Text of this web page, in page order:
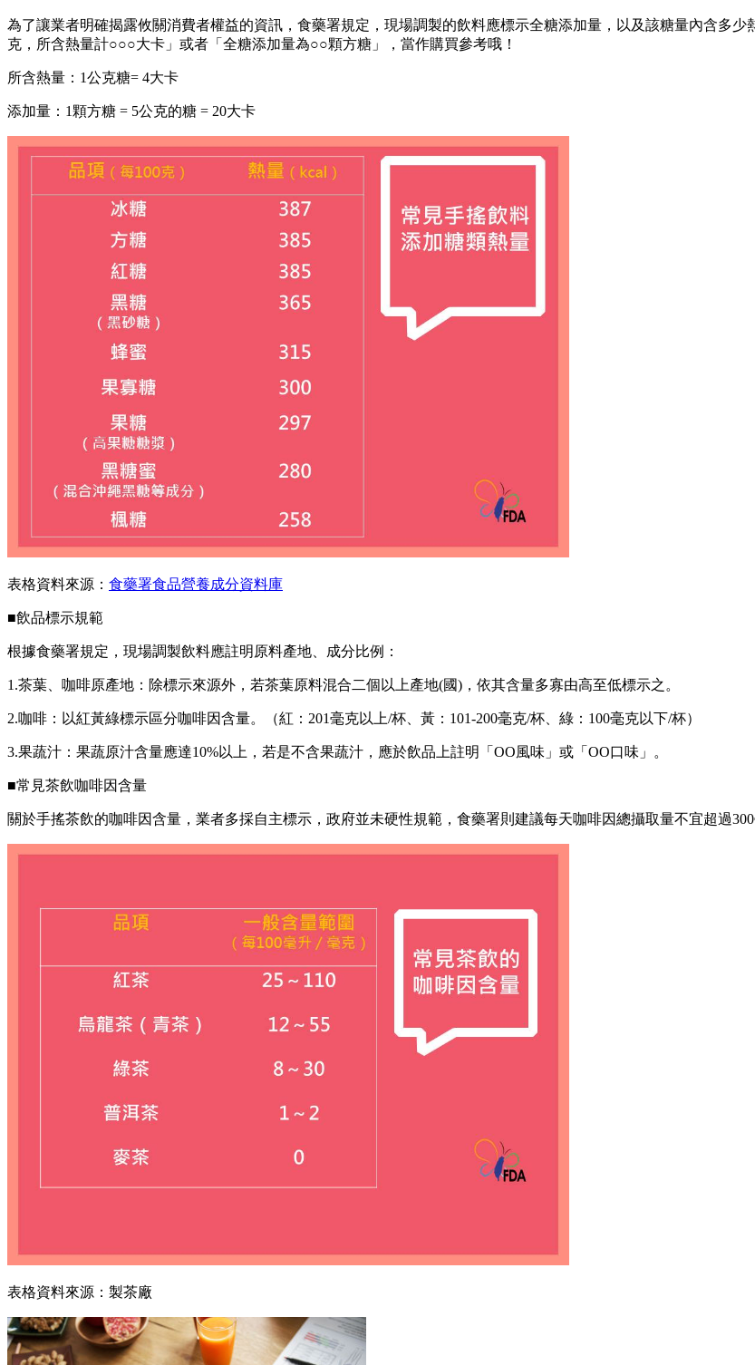
為了讓業者明確揭露攸關消費者權益的資訊，食藥署規定，現場調製的飲料應標示全糖添加量，以及該糖量內含多
克，所含熱量計○○○大卡」或者「全糖添加量為○○顆方糖」，當作購買參考哦！
所含熱量：1公克糖= 4大卡
添加量：1顆方糖 = 5公克的糖 = 20大卡
表格資料來源： 食藥署食品營養成分資料庫
■飲品標示規範
根據食藥署規定，現場調製飲料應註明原料產地、成分比例：
1.茶葉、咖啡原產地：除標示來源外，若茶葉原料混合二個以上產地(國)，依其含量多寡由高至低標示之。
2.咖啡：以紅黃綠標示區分咖啡因含量。（紅：201毫克以上/杯、黃：101-200毫克/杯、綠：100毫克以下/杯）
3.果蔬汁：果蔬原汁含量應達10%以上，若是不含果蔬汁，應於飲品上註明「OO風味」或「OO口味」。
■常見茶飲咖啡因含量
關於手搖茶飲的咖啡因含量，業者多採自主標示，政府並未硬性規範，食藥署則建議每天咖啡因總攝取量不宜超過
表格資料來源：製茶廠